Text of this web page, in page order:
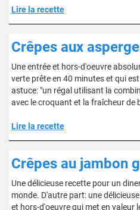
Lire la recette
Crêpes aux
Une entrée et hors-d'oeuvre
verte prête en 40 minutes et qui
astuce: "un régal utilisant la
avec le croquant et la fraîcheur de
Lire la recette
Crêpes au jambon
Une délicieuse recette pour un
monde. D'autre part: une
et hors-d'oeuvre qui met en valeur